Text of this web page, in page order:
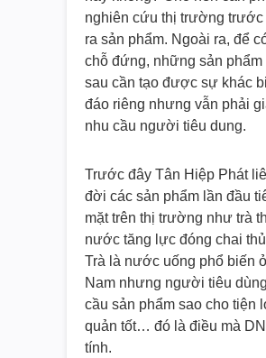
nghiên cứu thị trường trước
ra sản phẩm. Ngoài ra, để
chỗ đứng, những sản phẩm
sau cần tạo được sự khác
đáo riêng nhưng vẫn phải
nhu cầu người tiêu dung.
Trước đây Tân Hiệp Phát
đời các sản phẩm lần đầu
mặt trên thị trường như trà
nước tăng lực đóng chai
Trà là nước uống phổ biến
Nam nhưng người tiêu
cầu sản phẩm sao cho tiện
quản tốt… đó là điều mà
tính.